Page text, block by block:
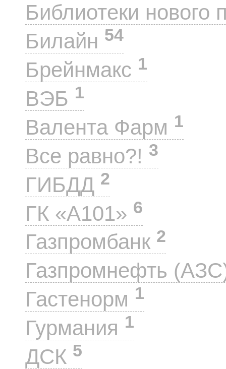
Библиотеки нового
Билайн 54
Брейнмакс 1
ВЭБ 1
Валента Фарм 1
Все равно?! 3
ГИБДД 2
ГК «А101» 6
Газпромбанк 2
Газпромнефть
Гастенорм 1
Гурмания 1
ДСК 5